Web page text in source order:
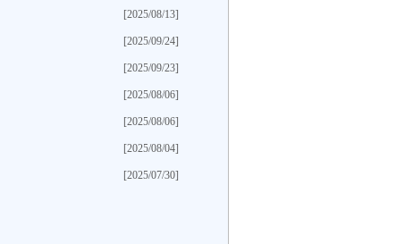
[2025/08/13]
[2025/09/24]
[2025/09/23]
[2025/08/06]
[2025/08/06]
[2025/08/04]
[2025/07/30]